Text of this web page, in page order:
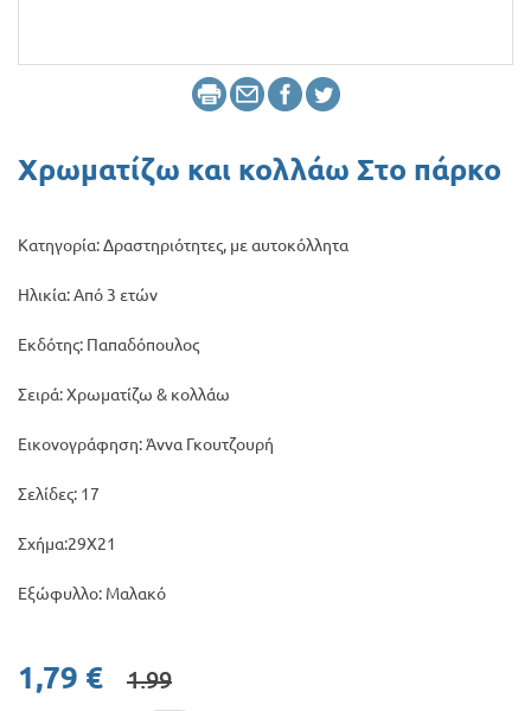
Χρωματίζω και κολλάω Στο πάρκο
Κατηγορία: Δραστηριότητες, με αυτοκόλλητα
Ηλικία: Από 3 ετών
Εκδότης: Παπαδόπουλος
Σειρά: Χρωματίζω & κολλάω
Εικονογράφηση: Άννα Γκουτζουρή
Σελίδες: 17
Σχήμα:29Χ21
Εξώφυλλο: Μαλακό
1,79 € 1.99